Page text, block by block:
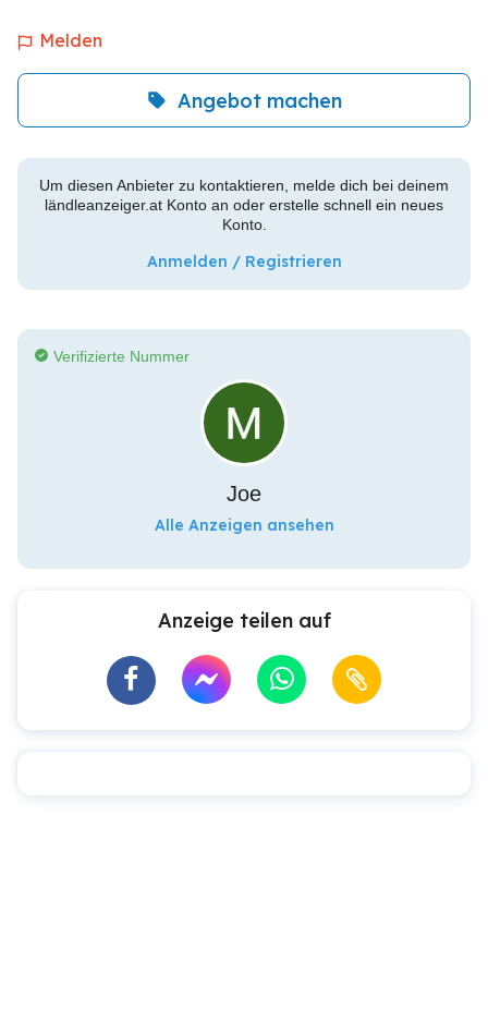
Melden
Angebot machen
Um diesen Anbieter zu kontaktieren, melde dich bei deinem
ländleanzeiger.at Konto an oder erstelle schnell ein neues
Konto.
Anmelden / Registrieren
Verifizierte Nummer
Joe
Alle Anzeigen ansehen
Anzeige teilen auf